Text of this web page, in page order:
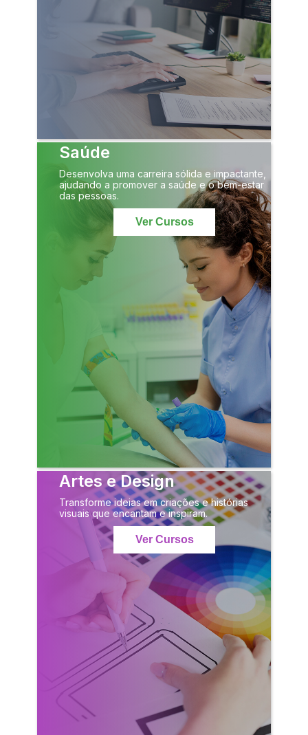
Saúde
Desenvolva uma carreira sólida e impactante,
ajudando a promover a saúde e o bem-estar
das pessoas.
Ver Cursos
Artes e Design
Transforme ideias em criações e histórias
visuais que encantam e inspiram.
Ver Cursos